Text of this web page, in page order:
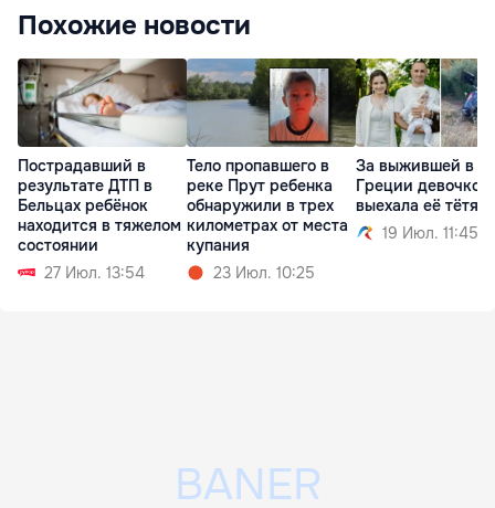
Похожие новости
Пострадавший в
результате ДТП в
Бельцах ребёнок
находится в тяжелом
состоянии
27 Июл. 13:54
Тело пропавшего в
реке Прут ребенка
обнаружили в трех
километрах от места
купания
23 Июл. 10:25
За выжившей в
Греции девочкой
выехала её тётя
19 Июл. 11:45